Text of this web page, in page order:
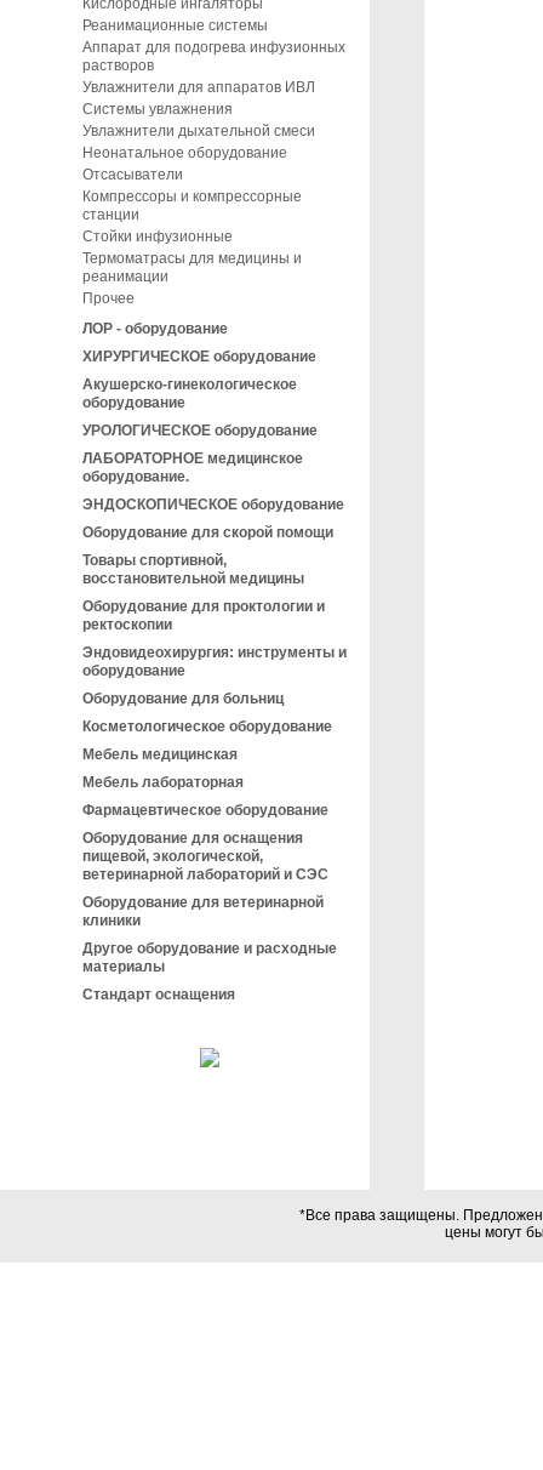
Кислородные ингаляторы
Реанимационные системы
Аппарат для подогрева инфузионных
растворов
Увлажнители для аппаратов ИВЛ
Системы увлажнения
Увлажнители дыхательной смеси
Неонатальное оборудование
Отсасыватели
Компрессоры и компрессорные
станции
Cтойки инфузионные
Термоматрасы для медицины и
реанимации
Прочее
ЛОР - оборудование
ХИРУРГИЧЕСКОЕ оборудование
Акушерско-гинекологическое
оборудование
УРОЛОГИЧЕСКОЕ оборудование
ЛАБОРАТОРНОЕ медицинское
оборудование.
ЭНДОСКОПИЧЕСКОЕ оборудование
Оборудование для скорой помощи
Товары спортивной,
восстановительной медицины
Оборудование для проктологии и
ректоскопии
Эндовидеохирургия: инструменты и
оборудование
Оборудование для больниц
Косметологическое оборудование
Мебель медицинская
Мебель лабораторная
Фармацевтическое оборудование
Оборудование для оснащения
пищевой, экологической,
ветеринарной лабораторий и СЭС
Оборудование для ветеринарной
клиники
Другое оборудование и расходные
материалы
Стандарт оснащения
*Все права защищены.
цены могут